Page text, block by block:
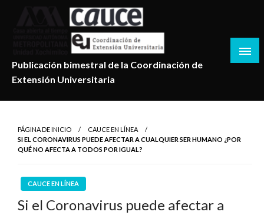
Publicación bimestral de la Coordinación de
Extensión Universitaria
PÁGINA DE INICIO
CAUCE EN LÍNEA
SI EL CORONAVIRUS PUEDE AFECTAR A CUALQUIER SER HUMANO ¿POR
QUÉ NO AFECTA A TODOS POR IGUAL?
CAUCE EN LÍNEA
Si el Coronavirus puede afectar a